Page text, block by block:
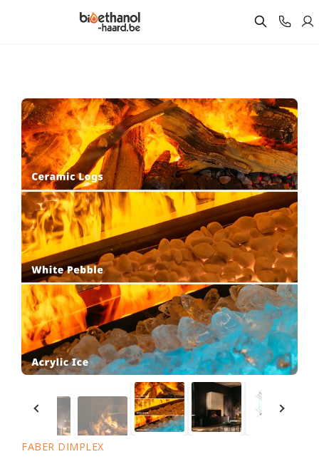
FABER DIMPLEX